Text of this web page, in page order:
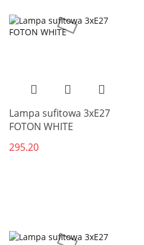
Lampa sufitowa 3xE27
FOTON WHITE
295.20